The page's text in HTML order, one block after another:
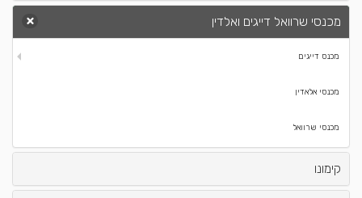
מכנסי שרוואל דייגים ואלדין
מכנס דייגים
מכנסי אלאדין
מכנסי שרוואל
קימונו